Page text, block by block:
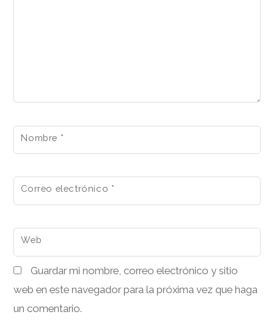
Nombre *
Correo electrónico *
Web
Guardar mi nombre, correo electrónico y sitio
web en este navegador para la próxima vez que haga
un comentario.